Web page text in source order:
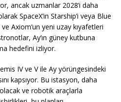
ancak uzmanlar 2028’i daha
SpaceX’in Starship’i veya Blue
Axiom’un yeni uzay kıyafetleri
Ay’ın güney kutbuna
hedefini izliyor.
IV ve V ile Ay yörüngesindeki
kapsıyor. Bu istasyon, daha
ve robotik araçlarla